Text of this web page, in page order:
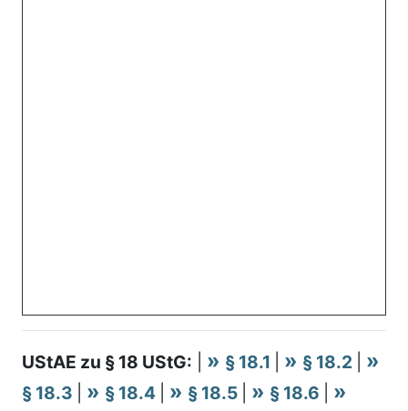
UStAE zu § 18 UStG: § 18.1 § 18.2
§ 18.3
§ 18.4 § 18.5 § 18.6